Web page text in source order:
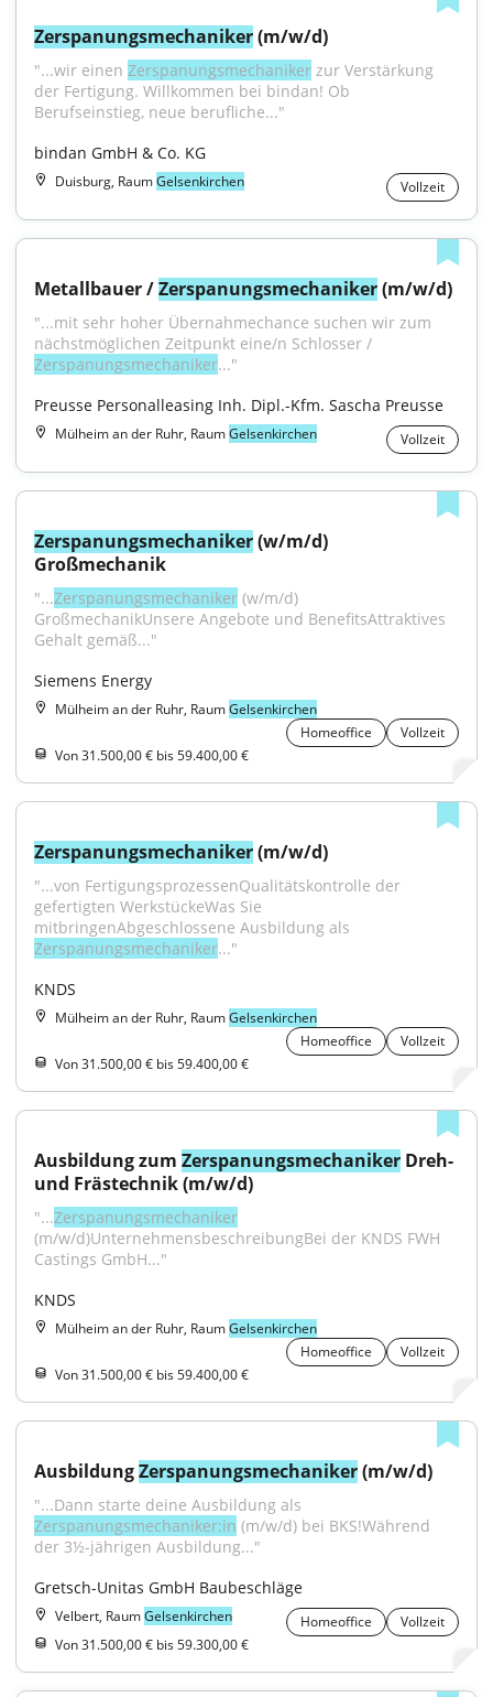
Zerspanungsmechaniker (m/w/d)
"...wir einen Zerspanungsmechaniker zur Verstärkung
der Fertigung. Willkommen bei bindan! Ob
Berufseinstieg, neue berufliche..."
bindan GmbH & Co. KG
Duisburg, RaumGelsenkirchen Vollzeit
Metallbauer / Zerspanungsmechaniker (m/w/d)
"...mit sehr hoher Übernahmechance suchen wir zum
Zerspanungsmechaniker..."
Preusse Personalleasing Inh. Dipl.-Kfm. Sascha Preusse
Mülheim an der Ruhr, RaumGelsenkirchen Vollzeit
Zerspanungsmechaniker (w/m/d)
Großmechanik
"...Zerspanungsmechaniker (w/m/d)
GroßmechanikUnsere Angebote und BenefitsAttraktives
Gehalt gemäß..."
Siemens Energy
Mülheim an der Ruhr, RaumGelsenkirchen
Homeoffice
Vollzeit
Von 31.500,00 € bis 59.400,00 €
Zerspanungsmechaniker (m/w/d)
"...von FertigungsprozessenQualitätskontrolle der
gefertigten WerkstückeWas Sie
Zerspanungsmechaniker..."
KNDS
Mülheim an der Ruhr, RaumGelsenkirchen
Homeoffice
Vollzeit
Von 31.500,00 € bis 59.400,00 €
Ausbildung zum Zerspanungsmechaniker Dreh-
und Frästechnik (m/w/d)
"...Zerspanungsmechaniker
(m/w/d)UnternehmensbeschreibungBei der KNDS FWH
Castings GmbH..."
KNDS
Mülheim an der Ruhr, RaumGelsenkirchen
Homeoffice
Vollzeit
Von 31.500,00 € bis 59.400,00 €
Ausbildung Zerspanungsmechaniker (m/w/d)
Zerspanungsmechaniker:in (m/w/d) bei BKS!Während
der 3½-jährigen Ausbildung..."
Gretsch-Unitas GmbH Baubeschläge
Velbert, RaumGelsenkirchen Homeoffice
Vollzeit
Von 31.500,00 € bis 59.300,00 €